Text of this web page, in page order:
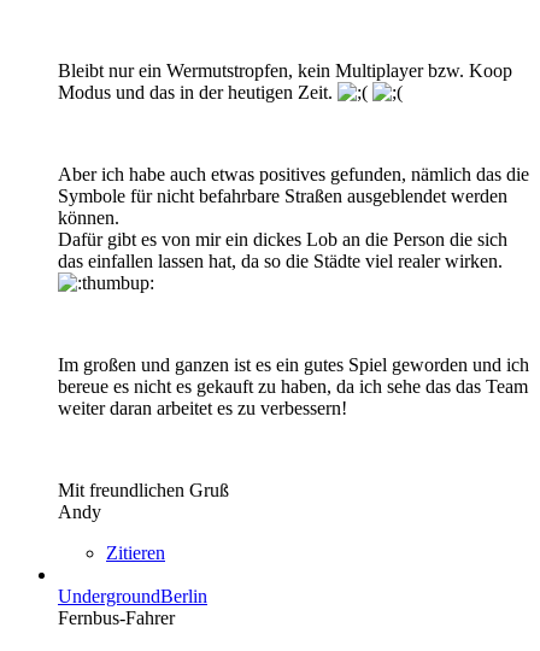
Bleibt nur ein Wermutstropfen, kein Multiplayer bzw. Koop
Modus und das in der heutigen Zeit.
Aber ich habe auch etwas positives gefunden, nämlich das die
Symbole für nicht befahrbare Straßen ausgeblendet werden
können.
Dafür gibt es von mir ein dickes Lob an die Person die sich
das einfallen lassen hat, da so die Städte viel realer wirken.
Im großen und ganzen ist es ein gutes Spiel geworden und ich
bereue es nicht es gekauft zu haben, da ich sehe das das Team
weiter daran arbeitet es zu verbessern!
Mit freundlichen Gruß
Andy
Zitieren
UndergroundBerlin
Fernbus-Fahrer